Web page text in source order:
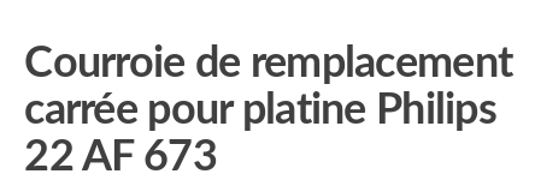
Courroie de remplacement
carrée pour platine Philips
22 AF 673